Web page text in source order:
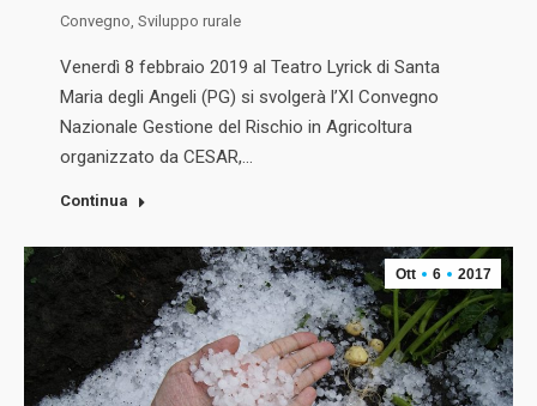
Convegno Sviluppo rurale
Venerdì 8 febbraio 2019 al Teatro Lyrick di Santa
Maria degli Angeli (PG) si svolgerà l’XI Convegno
Nazionale Gestione del Rischio in Agricoltura
organizzato da CESAR,…
Continua
Ott 6 2017